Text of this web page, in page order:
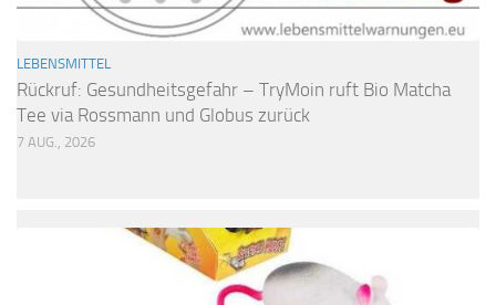
LEBENSMITTEL
Rückruf: Gesundheitsgefahr – TryMoin ruft Bio Matcha
Tee via Rossmann und Globus zurück
7 AUG., 2026